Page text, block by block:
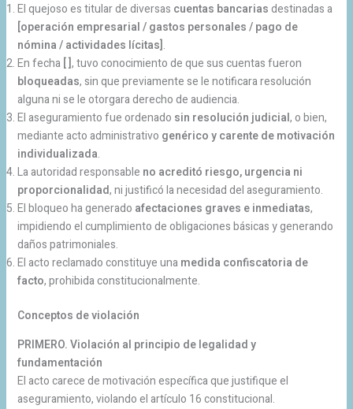
El quejoso es titular de diversas cuentas bancariasdestinadas a
[operación empresarial / gastos personales / pago de
nómina / actividades lícitas].
En fecha [ ], tuvo conocimiento de que sus cuentas fueron
bloqueadas, sin que previamente se le notificara resolución
alguna ni se le otorgara derecho de audiencia.
El aseguramiento fue ordenado sin resolución judicial, o bien,
mediante acto administrativo genérico y carente de motivación
individualizada.
La autoridad responsable no acreditó riesgo, urgencia ni
proporcionalidad, ni justificó la necesidad del aseguramiento.
El bloqueo ha generado afectaciones graves e inmediatas,
impidiendo el cumplimiento de obligaciones básicas y generando
daños patrimoniales.
El acto reclamado constituye unamedida confiscatoria de
facto, prohibida constitucionalmente.
Conceptos de violación
PRIMERO. Violación al principio de legalidad y
fundamentación
El acto carece de motivación específica que justifique el
aseguramiento, violando el artículo 16 constitucional.